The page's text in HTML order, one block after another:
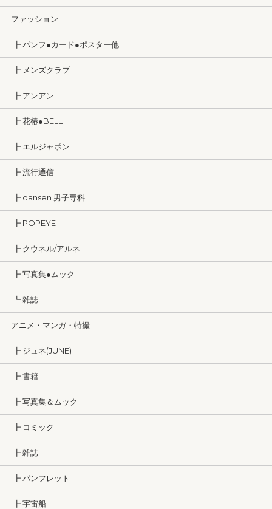
ファッション
┣ パンフ●カード●ポスター他
┣ メンズクラブ
┣ アンアン
┣ 花椿●BELL
┣ エルジャポン
┣ 流行通信
┣ dansen 男子専科
┣ POPEYE
┣ クウネル/アルネ
┣ 写真集●ムック
┗ 雑誌
アニメ・マンガ・特撮
┣ ジュネ(JUNE)
┣ 書籍
┣ 写真集＆ムック
┣ コミック
┣ 雑誌
┣ パンフレット
┣ 宇宙船